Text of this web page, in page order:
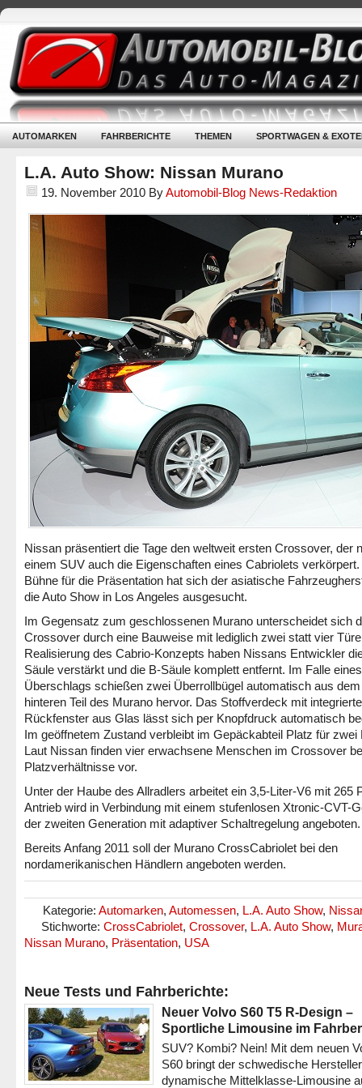
AUTOMARKEN FAHRBERICHTE THEMEN SPORTWAGEN &
L.A. Auto Show: Nissan Murano
19. November 2010 ByAutomobil-Blog News-Redaktion
Nissan präsentiert die Tage den weltweit ersten Crossover, der
einem SUV auch die Eigenschaften eines Cabriolets verkörpert.
Bühne für die Präsentation hat sich der asiatische
die Auto Show in Los Angeles ausgesucht.
Im Gegensatz zum geschlossenen Murano unterscheidet sich
Crossover durch eine Bauweise mit lediglich zwei statt vier
Realisierung des Cabrio-Konzepts haben Nissans Entwickler
Säule verstärkt und die B-Säule komplett entfernt. Im Falle eines
Überschlags schießen zwei Überrollbügel automatisch aus dem
hinteren Teil des Murano hervor. Das Stoffverdeck mit
Rückfenster aus Glas lässt sich per Knopfdruck automatisch
Im geöffnetem Zustand verbleibt im Gepäckabteil Platz für zwei
Laut Nissan finden vier erwachsene Menschen im Crossover
Platzverhältnisse vor.
Unter der Haube des Allradlers arbeitet ein 3,5-Liter-V6 mit 265
Antrieb wird in Verbindung mit einem stufenlosen Xtronic-CVT-
der zweiten Generation mit adaptiver Schaltregelung angeboten.
Bereits Anfang 2011 soll der Murano CrossCabriolet bei den
nordamerikanischen Händlern angeboten werden.
Kategorie: Automarken, Automessen, L.A. Auto Show,
Stichworte: CrossCabriolet, Crossover, L.A. Auto Show,
Nissan Murano, Präsentation, USA
Neue Tests und Fahrberichte:
Neuer Volvo S60 T5 R-Design –
Sportliche Limousine im
SUV? Kombi? Nein! Mit dem neuen
S60 bringt der schwedische
dynamische Mittelklasse-Limousine